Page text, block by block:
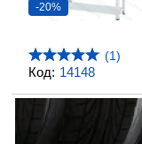
Код: 14148
-20%
(1)